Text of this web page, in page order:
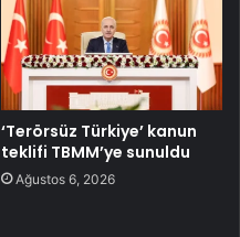
‘Terörsüz Türkiye’ kanun
teklifi TBMM’ye sunuldu
Ağustos 6, 2026